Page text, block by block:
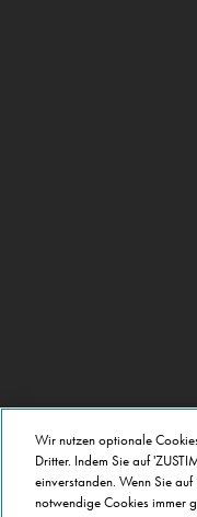
Wir nutzen optionale
Dritter. Indem Sie auf
einverstanden. Wenn Sie
notwendige Cookies immer